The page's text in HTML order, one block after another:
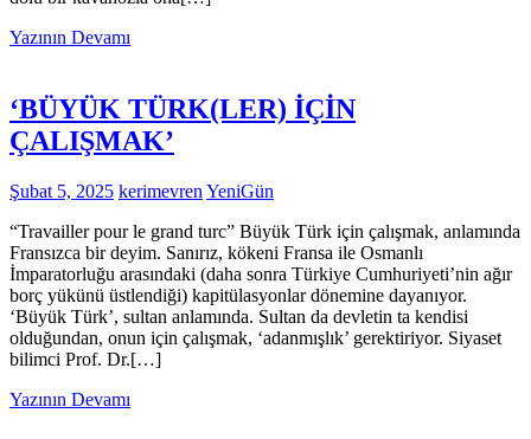
Yazının Devamı
‘BÜYÜK TÜRK(LER) İÇİN
ÇALIŞMAK’
Şubat 5, 2025 kerimevren YeniGün
“Travailler pour le grand turc” Büyük Türk için çalışmak, anlamında
Fransızca bir deyim. Sanırız, kökeni Fransa ile Osmanlı
İmparatorluğu arasındaki (daha sonra Türkiye Cumhuriyeti’nin ağır
borç yükünü üstlendiği) kapitülasyonlar dönemine dayanıyor.
‘Büyük Türk’, sultan anlamında. Sultan da devletin ta kendisi
olduğundan, onun için çalışmak, ‘adanmışlık’ gerektiriyor. Siyaset
bilimci Prof. Dr.[…]
Yazının Devamı